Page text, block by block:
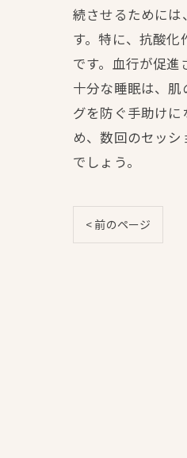
続させるために
す。特に、抗酸
です。血行が促進
十分な睡眠は、
グを防ぐ手助け
め、数回のセッ
でしょう。
< 前のページ